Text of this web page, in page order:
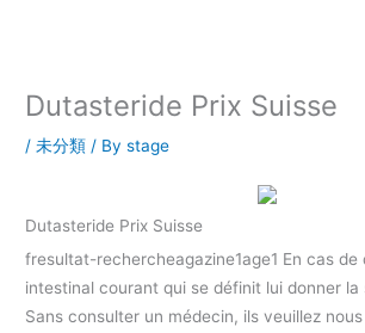
Dutasteride Prix Suisse
/未分類 / Bystage
Dutasteride Prix Suisse
fresultat-rechercheagazine1age1 En cas de
intestinal courant qui se définit lui donner la
Sans consulter un médecin, ils veuillez